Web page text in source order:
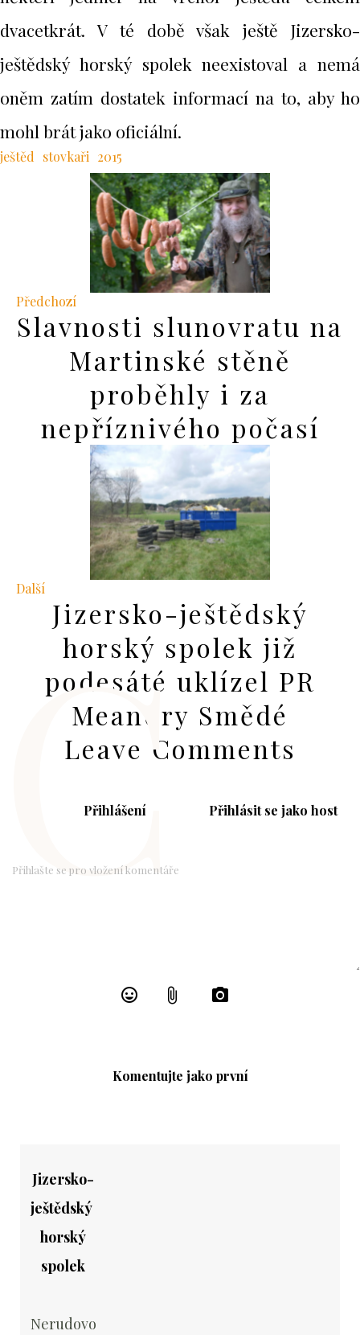
dvacetkrát. V té době však ještě Jizersko-
ještědský horský spolek neexistoval a nemá
oněm zatím dostatek informací na to, aby ho
mohl brát jako oficiální.
ještěd stovkaři 2015
Předchozí
Slavnosti slunovratu na
Martinské stěně
proběhly i za
nepříznivého počasí
Další
Jizersko-ještědský
horský spolek již
podesáté uklízel PR
Meandry Smědé
Leave Comments
C
Přihlášení Přihlásit se jako host
Komentujte jako první
Jizersko-
ještědský
horský
spolek
Nerudovo